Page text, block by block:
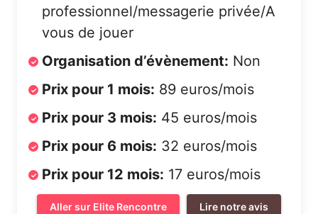
professionnel/messagerie privée/A
vous de jouer
Organisation d’évènement: Non
Prix pour 1 mois: 89 euros/mois
Prix pour 3 mois: 45 euros/mois
Prix pour 6 mois: 32 euros/mois
Prix pour 12 mois: 17 euros/mois
Aller sur Elite Rencontre Lire notre avis